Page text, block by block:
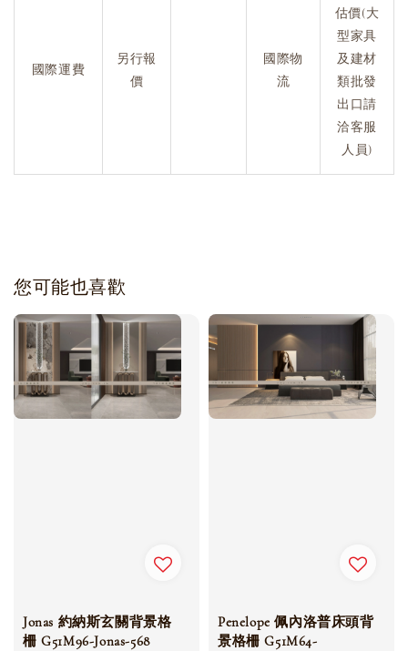
國際運費
另行報
價
國際物
流
估價(大
型家具
及建材
類批發
出口請
洽客服
人員)
您可能也喜歡
Jonas 約納斯玄關背景格
柵 G51M96-Jonas-568
Penelope 佩內洛普床頭背
景格柵 G51M64-